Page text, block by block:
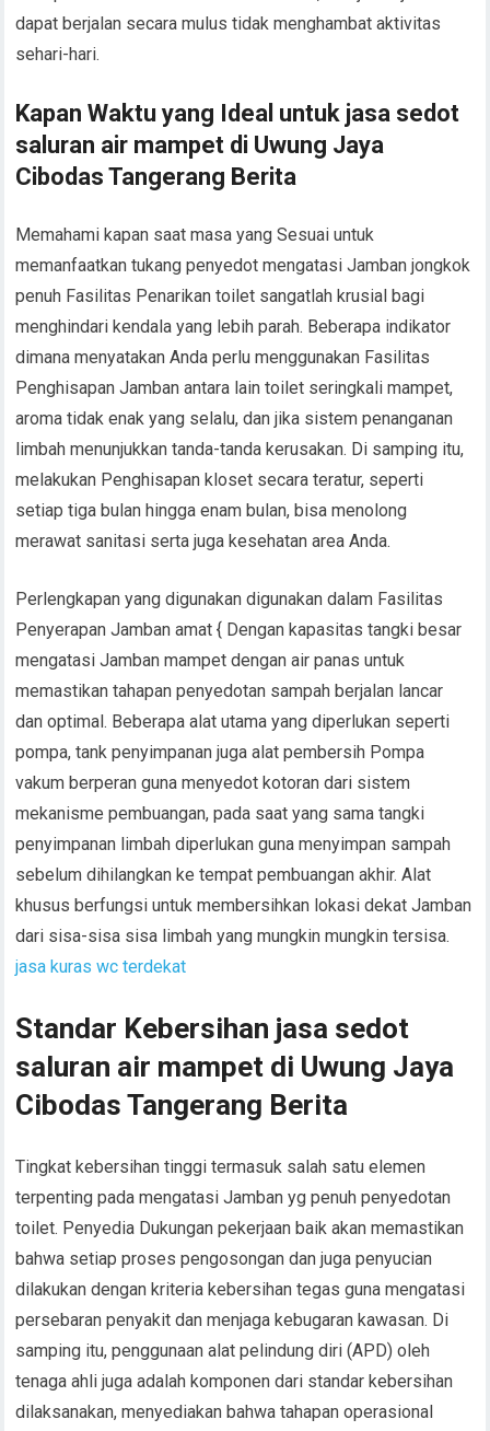
dapat berjalan secara mulus tidak menghambat aktivitas
sehari-hari.
Kapan Waktu yang Ideal untuk jasa sedot
saluran air mampet di Uwung Jaya
Cibodas Tangerang Berita
Memahami kapan saat masa yang Sesuai untuk
memanfaatkan tukang penyedot mengatasi Jamban jongkok
penuh Fasilitas Penarikan toilet sangatlah krusial bagi
menghindari kendala yang lebih parah. Beberapa indikator
dimana menyatakan Anda perlu menggunakan Fasilitas
Penghisapan Jamban antara lain toilet seringkali mampet,
aroma tidak enak yang selalu, dan jika sistem penanganan
limbah menunjukkan tanda-tanda kerusakan. Di samping itu,
melakukan Penghisapan kloset secara teratur, seperti
setiap tiga bulan hingga enam bulan, bisa menolong
merawat sanitasi serta juga kesehatan area Anda.
Perlengkapan yang digunakan digunakan dalam Fasilitas
Penyerapan Jamban amat { Dengan kapasitas tangki besar
mengatasi Jamban mampet dengan air panas untuk
memastikan tahapan penyedotan sampah berjalan lancar
dan optimal. Beberapa alat utama yang diperlukan seperti
pompa, tank penyimpanan juga alat pembersih Pompa
vakum berperan guna menyedot kotoran dari sistem
mekanisme pembuangan, pada saat yang sama tangki
penyimpanan limbah diperlukan guna menyimpan sampah
sebelum dihilangkan ke tempat pembuangan akhir. Alat
khusus berfungsi untuk membersihkan lokasi dekat Jamban
dari sisa-sisa sisa limbah yang mungkin mungkin tersisa.
jasa kuras wc terdekat
Standar Kebersihan jasa sedot
saluran air mampet di Uwung Jaya
Cibodas Tangerang Berita
Tingkat kebersihan tinggi termasuk salah satu elemen
terpenting pada mengatasi Jamban yg penuh penyedotan
toilet. Penyedia Dukungan pekerjaan baik akan memastikan
bahwa setiap proses pengosongan dan juga penyucian
dilakukan dengan kriteria kebersihan tegas guna mengatasi
persebaran penyakit dan menjaga kebugaran kawasan. Di
samping itu, penggunaan alat pelindung diri (APD) oleh
tenaga ahli juga adalah komponen dari standar kebersihan
dilaksanakan, menyediakan bahwa tahapan operasional